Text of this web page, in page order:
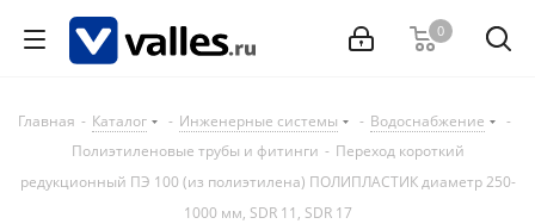
0
Главная - Каталог - Инженерные системы - Водоснабжение
-
Полиэтиленовые трубы и фитинги - Переход короткий
редукционный ПЭ 100 (из полиэтилена) ПОЛИПЛАСТИК диаметр 250-
1000 мм, SDR 11, SDR 17